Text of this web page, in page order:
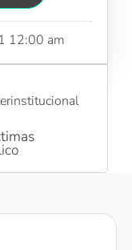
12:00 am